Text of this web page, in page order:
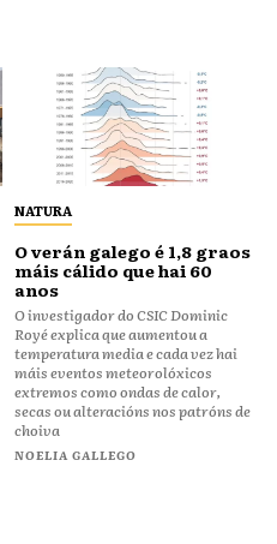
NATURA
O verán galego é 1,8 graos
máis cálido que hai 60
anos
O investigador do CSIC Dominic
Royé explica que aumentou a
temperatura media e cada vez hai
máis eventos meteorolóxicos
extremos como ondas de calor,
secas ou alteracións nos patróns de
choiva
NOELIA GALLEGO